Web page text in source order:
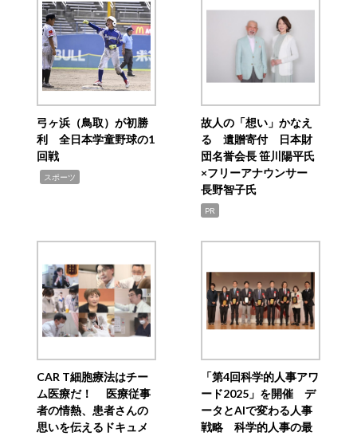
弓ヶ浜（鳥取）が初勝
利 全日本学童野球の1
回戦
スポーツ
故人の「想い」かなえ
る 遺贈寄付 日本財
団名誉会長 笹川陽平氏
×フリーアナウンサー
長野智子氏
PR
CAR T細胞療法はチー
ム医療だ！ 医療従事
者の情熱、患者さんの
思いを伝えるドキュメ
「第4回科学的人事アワ
ード2025」を開催 デ
ータとAIで変わる人事
戦略 科学的人事の最